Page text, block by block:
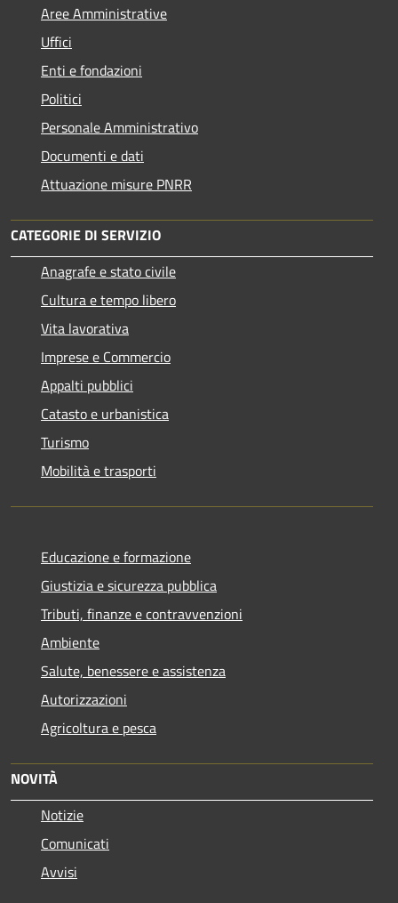
Aree Amministrative
Uffici
Enti e fondazioni
Politici
Personale Amministrativo
Documenti e dati
Attuazione misure PNRR
CATEGORIE DI SERVIZIO
Anagrafe e stato civile
Cultura e tempo libero
Vita lavorativa
Imprese e Commercio
Appalti pubblici
Catasto e urbanistica
Turismo
Mobilità e trasporti
Educazione e formazione
Giustizia e sicurezza pubblica
Tributi, finanze e contravvenzioni
Ambiente
Salute, benessere e assistenza
Autorizzazioni
Agricoltura e pesca
NOVITÀ
Notizie
Comunicati
Avvisi